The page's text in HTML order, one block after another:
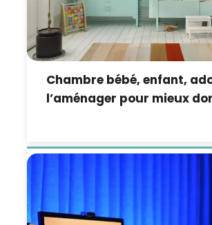
Chambre bébé, enfant,
l’aménager pour mieux